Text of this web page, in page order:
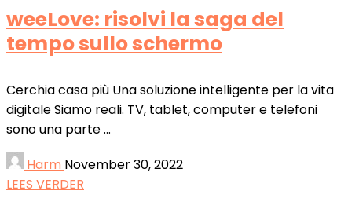
weeLove: risolvi la saga del
tempo sullo schermo
Cerchia casa più Una soluzione intelligente per la vita
digitale Siamo reali. TV, tablet, computer e telefoni
sono una parte ...
Harm November 30, 2022
LEES VERDER